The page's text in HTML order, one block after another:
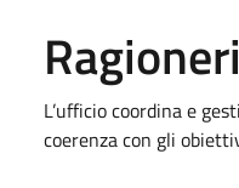
L’ufficio coordina e
coerenza con gli